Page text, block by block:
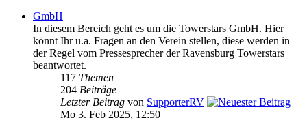
GmbH
In diesem Bereich geht es um die Towerstars GmbH. Hier
könnt Ihr u.a. Fragen an den Verein stellen, diese werden in
der Regel vom Pressesprecher der Ravensburg Towerstars
beantwortet.
117 Themen
204 Beiträge
Letzter Beitrag von SupporterRV
Mo 3. Feb 2025, 12:50